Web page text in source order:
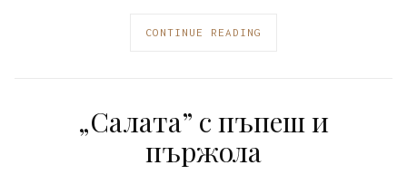
CONTINUE READING
„Салата” с пъпеш и
пържола